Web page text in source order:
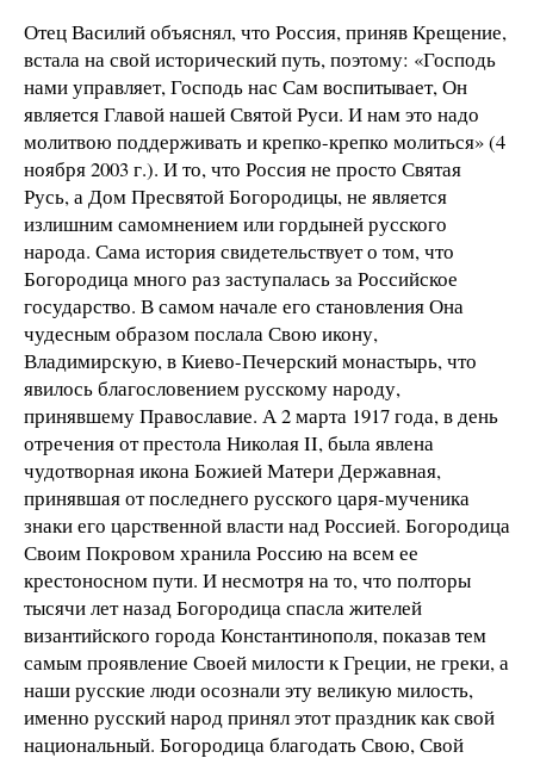
Отец Василий объяснял, что Россия, приняв Крещение,
встала на свой исторический путь, поэтому: «Господь
нами управляет, Господь нас Сам воспитывает, Он
является Главой нашей Святой Руси. И нам это надо
молитвою поддерживать и крепко-крепко молиться» (4
ноября 2003 г.). И то, что Россия не просто Святая
Русь, а Дом Пресвятой Богородицы, не является
излишним самомнением или гордыней русского
народа. Сама история свидетельствует о том, что
Богородица много раз заступалась за Российское
государство. В самом начале его становления Она
чудесным образом послала Свою икону,
Владимирскую, в Киево-Печерский монастырь, что
явилось благословением русскому народу,
принявшему Православие. А 2 марта 1917 года, в день
отречения от престола Николая II, была явлена
чудотворная икона Божией Матери Державная,
принявшая от последнего русского царя-мученика
знаки его царственной власти над Россией. Богородица
Своим Покровом хранила Россию на всем ее
крестоносном пути. И несмотря на то, что полторы
тысячи лет назад Богородица спасла жителей
византийского города Константинополя, показав тем
самым проявление Своей милости к Греции, не греки, а
наши русские люди осознали эту великую милость,
именно русский народ принял этот праздник как свой
национальный. Богородица благодать Свою, Свой